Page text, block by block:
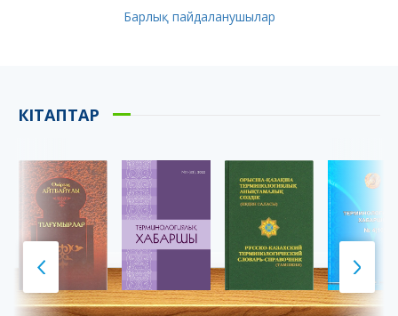
Барлық пайдаланушылар
КІТАПТАР